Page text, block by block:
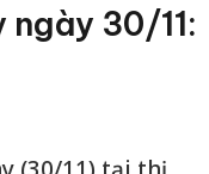
ngày 30/11: